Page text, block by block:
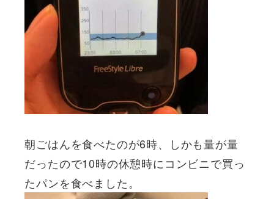
朝ごはんを食べたのが6時、しかも量が量
だったので10時の休憩時にコンビニで買っ
たパンを食べました。